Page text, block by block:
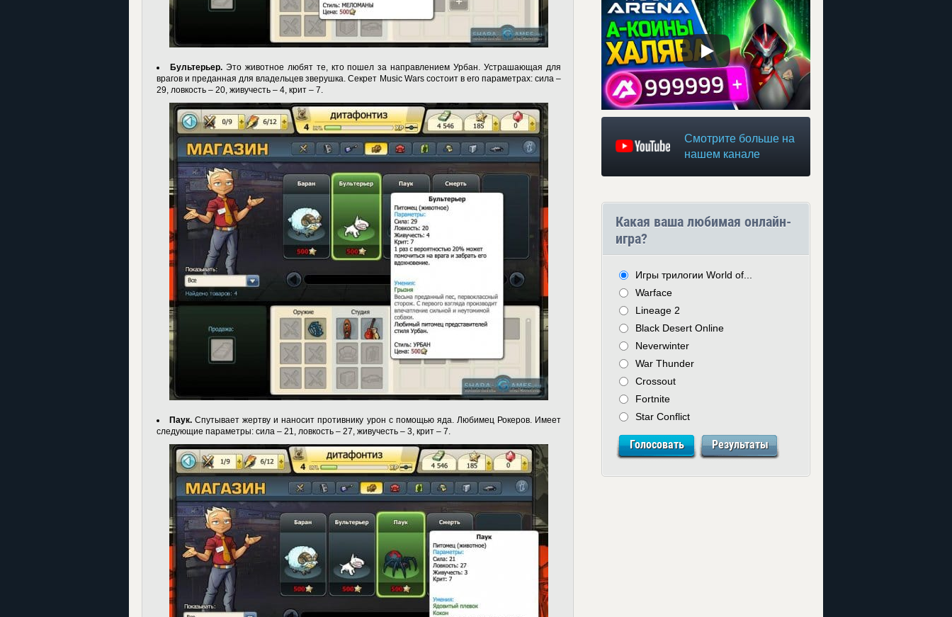
Бультерьер.Это животное любят те, кто пошел за направлением Урбан. Устрашающая для
врагов и преданная для владельцев зверушка.Секрет Music Warsсостоит в его параметрах: сила –
29, ловкость – 20, живучесть – 4, крит – 7.
Паук. Спутывает жертву и наносит противнику урон с помощью яда. Любимец Рокеров. Имеет
следующие параметры: сила – 21, ловкость – 27, живучесть – 3, крит – 7.
Смотрите больше на
нашем канале
Какая ваша любимая онлайн-
игра?
Игры трилогии World of...
Warface
Lineage 2
Black Desert Online
Neverwinter
War Thunder
Crossout
Fortnite
Star Conflict